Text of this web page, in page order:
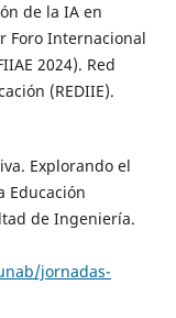
de la IA en
Foro Internacional
2024). Red
(REDIIE).
Explorando el
Educación
de Ingeniería.
jornadas-